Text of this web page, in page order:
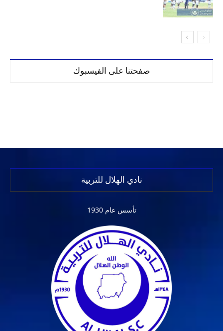
صفحتنا على الفيسبوك
نادي الهلال للتربية
تأسس عام 1930